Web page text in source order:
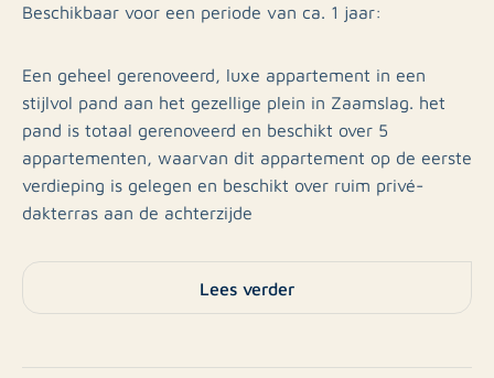
Beschikbaar voor een periode van ca. 1 jaar:
Een geheel gerenoveerd, luxe appartement in een
stijlvol pand aan het gezellige plein in Zaamslag. het
pand is totaal gerenoveerd en beschikt over 5
appartementen, waarvan dit appartement op de eerste
verdieping is gelegen en beschikt over ruim privé-
dakterras aan de achterzijde
Bevat onder meer:
galerij naar de appartementen. Hal met toegang tot
Lees verder